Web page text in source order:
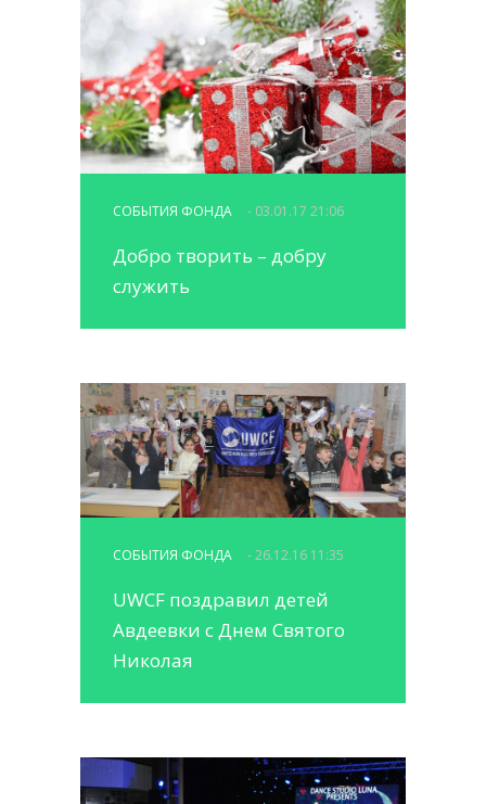
СОБЫТИЯ ФОНДА - 03.01.17 21:06
Добро творить – добру
служить
СОБЫТИЯ ФОНДА - 26.12.16 11:35
UWCF поздравил детей
Авдеевки с Днем Святого
Николая